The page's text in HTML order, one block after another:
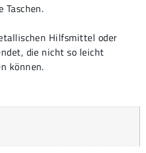
Taschen.
Hilfsmittel oder
die nicht so leicht
können.